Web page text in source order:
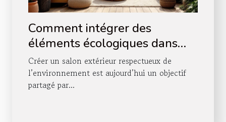
Comment intégrer des
éléments écologiques dans
votre salon extérieur ?
Créer un salon extérieur respectueux de
l’environnement est aujourd’hui un objectif
partagé par...